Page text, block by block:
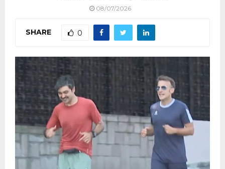
08/07/2026
SHARE 0